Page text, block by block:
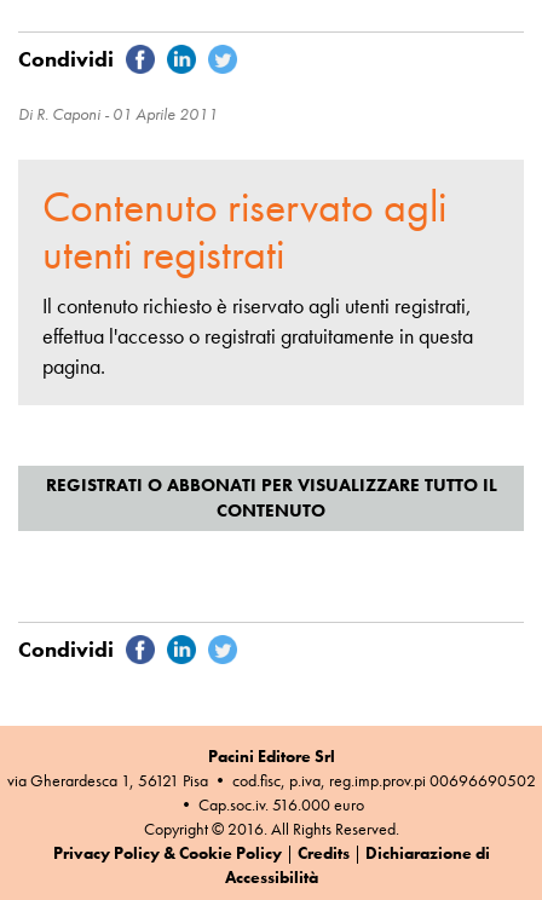
Di R. Caponi - 01 Aprile 2011
Contenuto riservato agli
utenti registrati
Il contenuto richiesto è riservato agli utenti registrati,
effettua l'accesso o registrati gratuitamente in questa
pagina.
Pacini Editore Srl
via Gherardesca 1, 56121 Pisa • cod.fisc, p.iva, reg.imp.prov.pi 00696690502
• Cap.soc.iv. 516.000 euro
Copyright © 2016. All Rights Reserved.
Privacy Policy & Cookie Policy| Credits| Dichiarazione di
Accessibilità